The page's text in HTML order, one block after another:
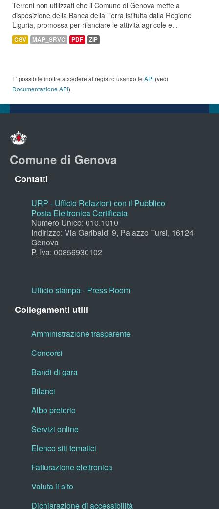
Terreni non utilizzati che il Comune di Genova mette a
disposizione della Banca della Terra istituita dalla Regione
Liguria, promossa per rilanciare le attività agricole e...
CSV MAP_SRVC PDF ZIP
E' possibile inoltre accedere al registro usando le API (vedi
Documentazione API).
Comune di Genova
Contatti
URP - Ufficio Relazioni con il Pubblico
Posta Elettronica Certificata
Numero Unico: 010.1010
Indirizzo: Via Garibaldi 9, Palazzo Tursi, 16124
Genova
P. Iva: 00856930102
Ufficio stampa - Press Room
Collegamenti utili
Amministrazione trasparente
Concorsi
Bandi di gara
Bilanci
Albo pretorio
Servizi online
Elenco siti tematici
Fatturazione elettronica
Valuta il sito
Dichiarazione di accessibilità